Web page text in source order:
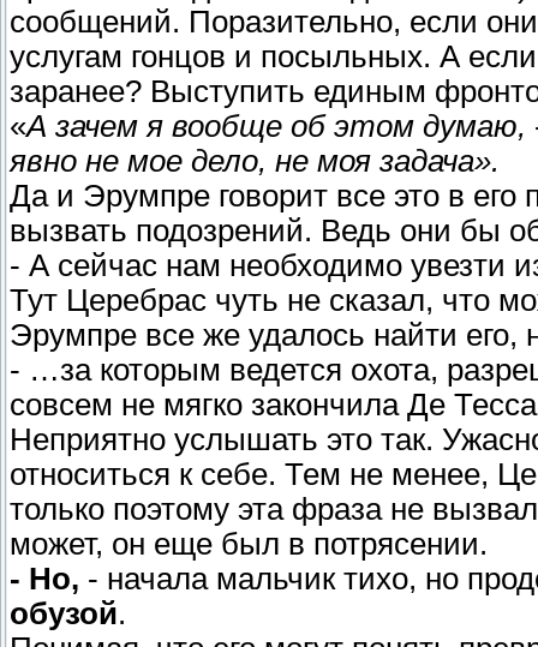
сообщений. Поразительно, если
услугам гонцов и посыльных. А
заранее? Выступить единым
«А зачем я вообще об этом думаю,
явно не мое дело, не моя задача».
Да и Эрумпре говорит все это в его
вызвать подозрений. Ведь они бы
- А сейчас нам необходимо увезти
Тут Церебрас чуть не сказал, что
Эрумпре все же удалось найти его,
- …за которым ведется охота,
совсем не мягко закончила Де
Неприятно услышать это так.
относиться к себе. Тем не менее,
только поэтому эта фраза не
может, он еще был в потрясении.
- Но, - начала мальчик тихо, но
обузой.